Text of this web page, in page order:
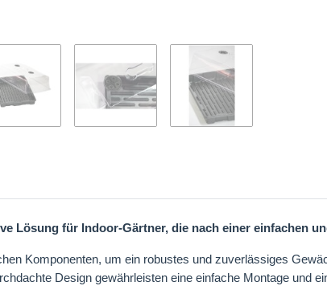
Lösung für Indoor-Gärtner, die nach einer einfachen
Komponenten, um ein robustes und zuverlässiges
Design gewährleisten eine einfache Montage und